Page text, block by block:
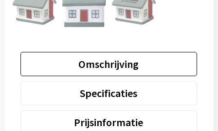
Omschrijving
Specificaties
Prijsinformatie